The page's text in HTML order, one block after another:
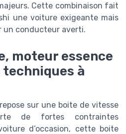
Cette combinaison fait
une voiture exigeante mais
conducteur averti.
moteur essence
à
sur une boite de vitesse
de fortes contraintes
d’occasion, cette boite